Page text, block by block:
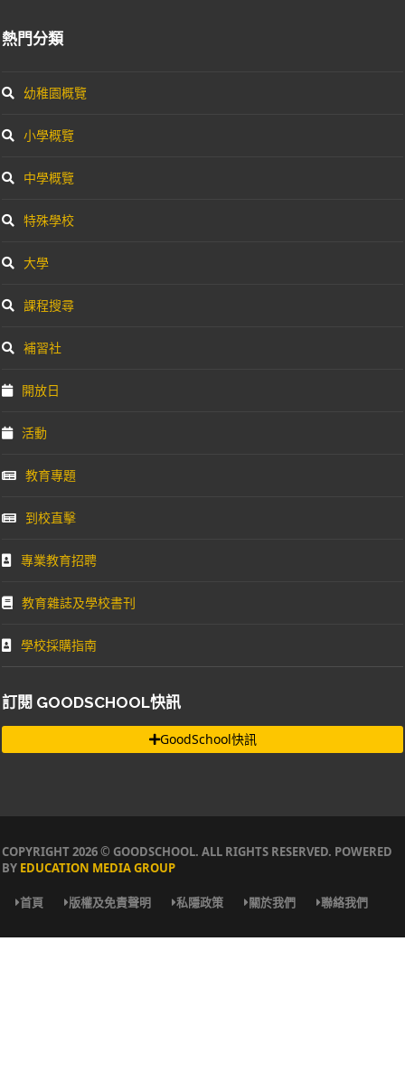
熱門分類
幼稚園概覽
小學概覽
中學概覽
特殊學校
大學
課程搜尋
補習社
開放日
活動
教育專題
到校直擊
專業教育招聘
教育雜誌及學校書刊
學校採購指南
訂閱 GOODSCHOOL快訊
GoodSchool快訊
COPYRIGHT 2026 © GOODSCHOOL. ALL RIGHTS RESERVED. POWERED
BY EDUCATION MEDIA GROUP
首頁 版權及免責聲明 私隱政策 關於我們 聯絡我們